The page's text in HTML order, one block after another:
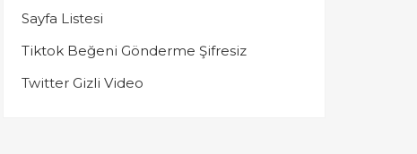
Sayfa Listesi
Tiktok Beğeni Gönderme Şifresiz
Twitter Gizli Video